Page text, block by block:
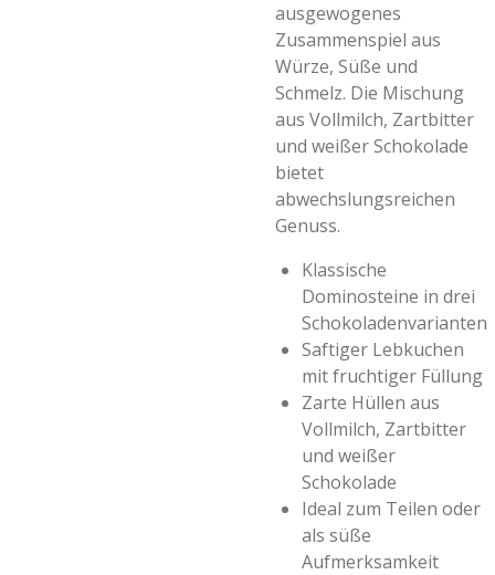
ausgewogenes
Zusammenspiel aus
Würze, Süße und
Schmelz. Die Mischung
aus Vollmilch, Zartbitter
und weißer Schokolade
bietet
abwechslungsreichen
Genuss.
Klassische
Dominosteine in drei
Schokoladenvarianten
Saftiger Lebkuchen
mit fruchtiger Füllung
Zarte Hüllen aus
Vollmilch, Zartbitter
und weißer
Schokolade
Ideal zum Teilen oder
als süße
Aufmerksamkeit